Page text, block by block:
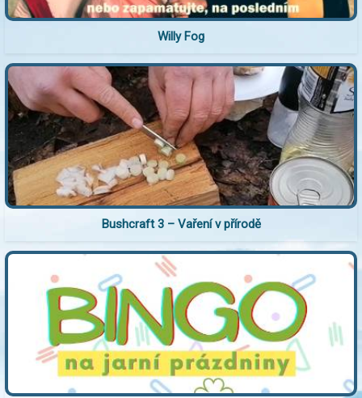
Willy Fog
Bushcraft 3 – Vaření v přírodě